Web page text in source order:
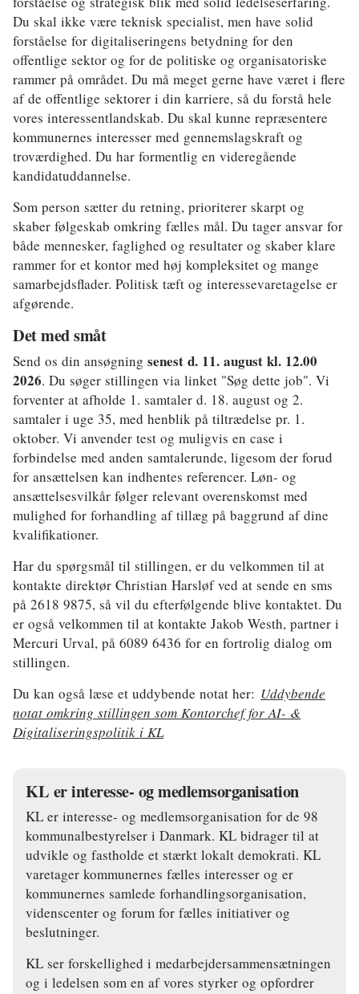
Du skal ikke være teknisk specialist, men have solid
forståelse for digitaliseringens betydning for den
offentlige sektor og for de politiske og organisatoriske
rammer på området. Du må meget gerne have været i flere
af de offentlige sektorer i din karriere, så du forstå hele
vores interessentlandskab. Du skal kunne repræsentere
kommunernes interesser med gennemslagskraft og
troværdighed. Du har formentlig en videregående
kandidatuddannelse.
Som person sætter du retning, prioriterer skarpt og
skaber følgeskab omkring fælles mål. Du tager ansvar for
både mennesker, faglighed og resultater og skaber klare
rammer for et kontor med høj kompleksitet og mange
samarbejdsflader. Politisk tæft og interessevaretagelse er
afgørende.
Det med småt
Send os din ansøgning senest d. 11. august kl. 12.00
2026. Du søger stillingen via linket "Søg dette job". Vi
forventer at afholde 1. samtaler d. 18. august og 2.
samtaler i uge 35, med henblik på tiltrædelse pr. 1.
oktober. Vi anvender test og muligvis en case i
forbindelse med anden samtalerunde, ligesom der forud
for ansættelsen kan indhentes referencer. Løn- og
ansættelsesvilkår følger relevant overenskomst med
mulighed for forhandling af tillæg på baggrund af dine
kvalifikationer.
Har du spørgsmål til stillingen, er du velkommen til at
kontakte direktør Christian Harsløf ved at sende en sms
på 2618 9875, så vil du efterfølgende blive kontaktet. Du
er også velkommen til at kontakte Jakob Westh, partner i
Mercuri Urval, på 6089 6436 for en fortrolig dialog om
stillingen.
Du kan også læse et uddybende notat her: Uddybende
notat omkring stillingen som Kontorchef for AI- &
Digitaliseringspolitik i KL
KL er interesse- og medlemsorganisation
KL er interesse- og medlemsorganisation for de 98
kommunalbestyrelser i Danmark. KL bidrager til at
udvikle og fastholde et stærkt lokalt demokrati. KL
varetager kommunernes fælles interesser og er
kommunernes samlede forhandlingsorganisation,
videnscenter og forum for fælles initiativer og
beslutninger.
KL ser forskellighed i medarbejdersammensætningen
og i ledelsen som en af vores styrker og opfordrer